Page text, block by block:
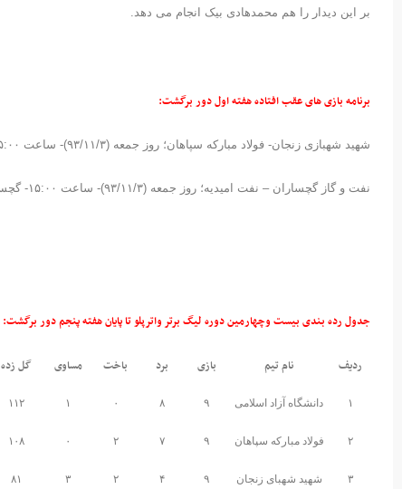
بر این دیدار را هم محمدهادی بیک انجام می دهد.
برنامه بازی های عقب افتاده هفته اول دور برگشت:
شهید شهبازی زنجان- فولاد مبارکه سپاهان؛ روز جمعه (۹۳/۱۱/۳)- ساعت ۱۵:۰۰- زنجان
نفت و گاز گچساران – نفت امیدیه؛ روز جمعه (۹۳/۱۱/۳)- ساعت ۱۵:۰۰- گچساران
جدول رده بندی بیست وچهارمین دوره لیگ برتر واترپلو تا پایان هفته پنجم دور برگشت:
ردیف نام تیم بازی برد باخت مساوی گل زده
۱ دانشگاه آزاد اسلامی ۹ ۸ ۰ ۱ ۱۱۲
۲ فولاد مبارکه سپاهان ۹ ۷ ۲ ۰ ۱۰۸
۳ شهید شهبای زنجان ۹ ۴ ۲ ۳ ۸۱